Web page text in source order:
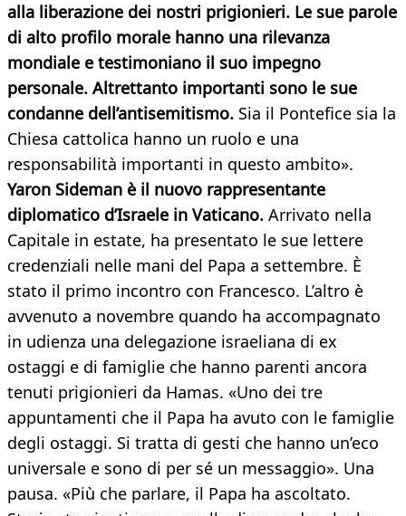
alla liberazione dei nostri prigionieri. Le sue parole
di alto profilo morale hanno una rilevanza
mondiale e testimoniano il suo impegno
personale. Altrettanto importanti sono le sue
condanne dell’antisemitismo. Sia il Pontefice sia la
Chiesa cattolica hanno un ruolo e una
responsabilità importanti in questo ambito».
Yaron Sideman è il nuovo rappresentante
diplomatico d’Israele in Vaticano. Arrivato nella
Capitale in estate, ha presentato le sue lettere
credenziali nelle mani del Papa a settembre. È
stato il primo incontro con Francesco. L’altro è
avvenuto a novembre quando ha accompagnato
in udienza una delegazione israeliana di ex
ostaggi e di famiglie che hanno parenti ancora
tenuti prigionieri da Hamas. «Uno dei tre
appuntamenti che il Papa ha avuto con le famiglie
degli ostaggi. Si tratta di gesti che hanno un’eco
universale e sono di per sé un messaggio». Una
pausa. «Più che parlare, il Papa ha ascoltato.